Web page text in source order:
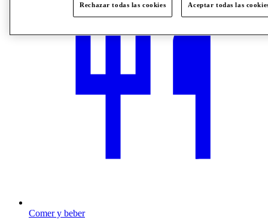
Comer y beber
Rechazar todas las cookies Aceptar todas las